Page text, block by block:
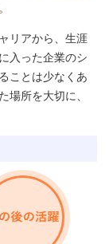
。
リアから、生涯
入った企業のシ
ことは少なくあ
場所を大切に、